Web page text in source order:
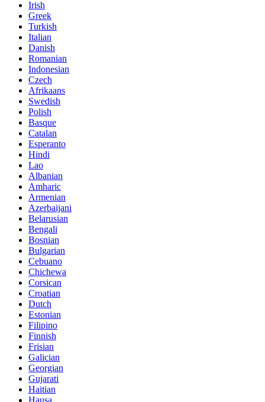
Irish
Greek
Turkish
Italian
Danish
Romanian
Indonesian
Czech
Afrikaans
Swedish
Polish
Basque
Catalan
Esperanto
Hindi
Lao
Albanian
Amharic
Armenian
Azerbaijani
Belarusian
Bengali
Bosnian
Bulgarian
Cebuano
Chichewa
Corsican
Croatian
Dutch
Estonian
Filipino
Finnish
Frisian
Galician
Georgian
Gujarati
Haitian